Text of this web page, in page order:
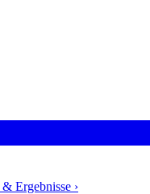
Ergebnisse ›